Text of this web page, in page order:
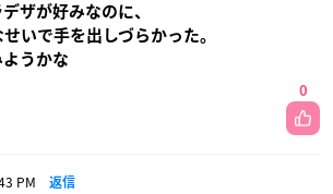
ザが好みなのに、
いで手を出しづらかった。
うかな
0
PM 返信